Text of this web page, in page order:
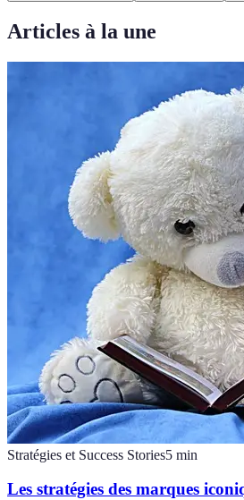
Articles à la une
Stratégies et Success Stories5 min
Les stratégies des marques